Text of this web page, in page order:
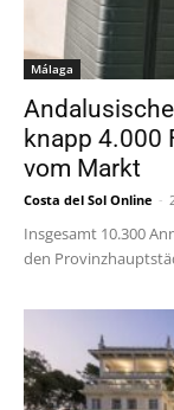
Málaga
knapp 4.000
vom Markt
Costa del Sol Online -
Insgesamt 10.300
den